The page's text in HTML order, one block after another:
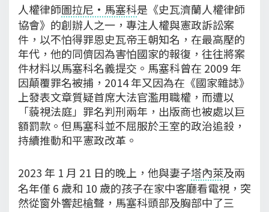
人權律師圖拉尼·馬塞科是《史瓦濟蘭人權律師
協會》的創辦人之一，專注人權與憲政訴訟案
件，以不怕得罪恩史瓦帝王朝知名，在最高壓的
年代，他的同儕因為害怕國家的報復，往往將案
件材料以馬塞科名義提交。馬塞科曾在 2009 年
因顛覆罪名被捕，2014 年又因為在《國家雜誌》
上發表文章質疑首席大法官濫用職權，而遭以
「藐視法庭」罪名判刑兩年，出版商也被處以巨
額罰款。但馬塞科並不屈服於王室的政治追殺，
持續推動和平憲政改革。
2023 年 1 月 21 日的晚上，他與妻子塔內萊及兩
名年僅 6 歲和 10 歲的孩子在家中客廳看電視，突
然從窗外響起槍聲，馬塞科頭部及胸部中了三